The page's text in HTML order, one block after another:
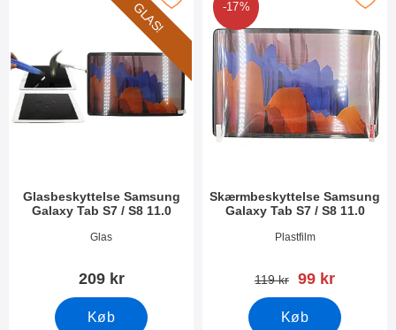
GLAS!
Glasbeskyttelse Samsung
Galaxy Tab S7 / S8 11.0
Varenr 37212Glas
209 kr
Køb
-17%
Skærmbeskyttelse Samsung
Galaxy Tab S7 / S8 11.0
Varenr 37210Plastfilm
pris
119 kr pris
99 kr
Køb